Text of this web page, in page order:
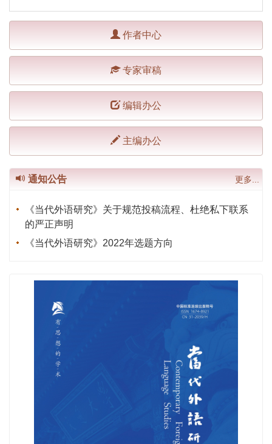
作者中心
专家审稿
编辑办公
主编办公
通知公告 更多...
《当代外语研究》关于规范投稿流程、杜绝私下联系
的严正声明
《当代外语研究》2022年选题方向